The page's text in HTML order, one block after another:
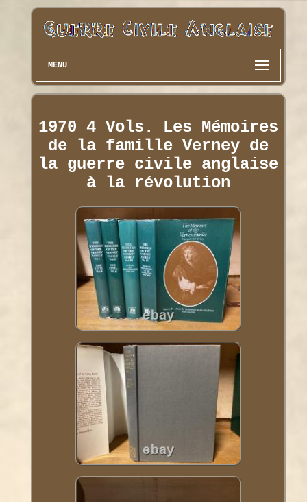
MENU
1970 4 Vols. Les Mémoires
de la famille Verney de
la guerre civile anglaise
à la révolution